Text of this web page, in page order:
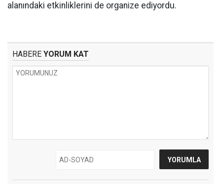
alanındaki etkinliklerini de organize ediyordu.
HABERE YORUM KAT